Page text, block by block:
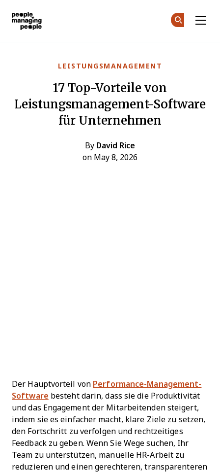
LEISTUNGSMANAGEMENT
17 Top-Vorteile von
Leistungsmanagement-Software
für Unternehmen
By David Rice
on May 8, 2026
Der Hauptvorteil von Performance-Management-
Software besteht darin, dass sie die Produktivität
und das Engagement der Mitarbeitenden steigert,
indem sie es einfacher macht, klare Ziele zu setzen,
den Fortschritt zu verfolgen und rechtzeitiges
Feedback zu geben. Wenn Sie Wege suchen, Ihr
Team zu unterstützen, manuelle HR-Arbeit zu
reduzieren und einen gerechteren, transparenteren